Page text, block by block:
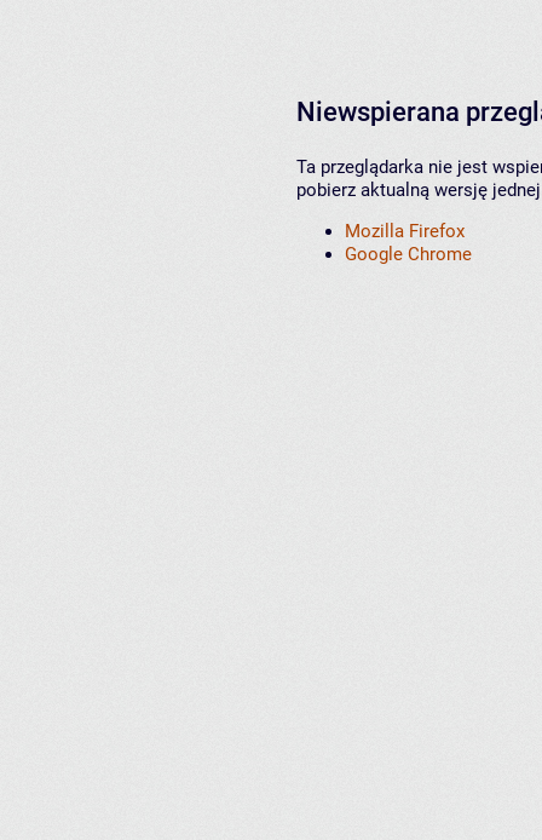
Niewspierana
Ta przeglądarka nie jest
pobierz aktualną wersję
Mozilla Firefox
Google Chrome